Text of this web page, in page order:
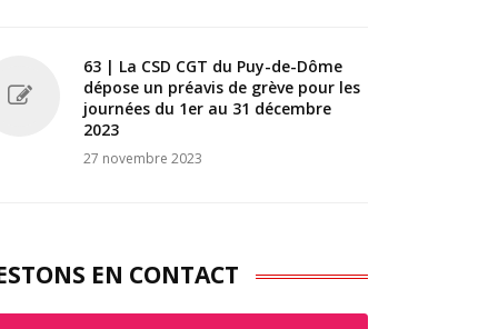
63 | La CSD CGT du Puy-de-Dôme
dépose un préavis de grève pour les
journées du 1er au 31 décembre
2023
27 novembre 2023
EN CONTACT